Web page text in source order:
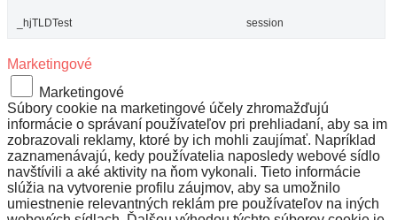
_hjTLDTest session
Marketingové
Marketingové
Súbory cookie na marketingové účely zhromažďujú
informácie o správaní používateľov pri prehliadaní, aby sa im
zobrazovali reklamy, ktoré by ich mohli zaujímať. Napríklad
zaznamenávajú, kedy používatelia naposledy webové sídlo
navštívili a aké aktivity na ňom vykonali. Tieto informácie
slúžia na vytvorenie profilu záujmov, aby sa umožnilo
umiestnenie relevantných reklám pre používateľov na iných